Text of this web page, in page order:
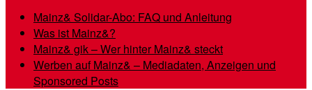
Mainz& Solidar-Abo: FAQ und Anleitung
Was ist Mainz&?
Mainz& gik – Wer hinter Mainz& steckt
Werben auf Mainz& – Mediadaten, Anzeigen und
Sponsored Posts